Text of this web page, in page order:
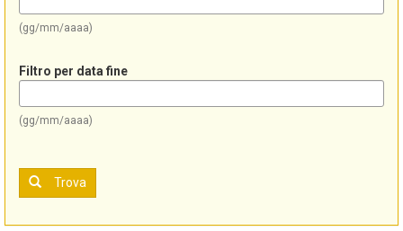
(gg/mm/aaaa)
Filtro per data fine
(gg/mm/aaaa)
Trova